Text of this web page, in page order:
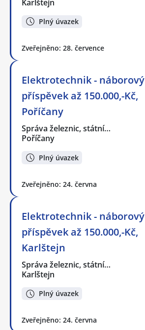
Karlštejn
Plný úvazek
Zveřejněno: 28. července
Elektrotechnik - náborový
příspěvek až 150.000,-Kč,
Poříčany
Správa železnic, státní…
Poříčany
Plný úvazek
Zveřejněno: 24. června
Elektrotechnik - náborový
příspěvek až 150.000,-Kč,
Karlštejn
Správa železnic, státní…
Karlštejn
Plný úvazek
Zveřejněno: 24. června